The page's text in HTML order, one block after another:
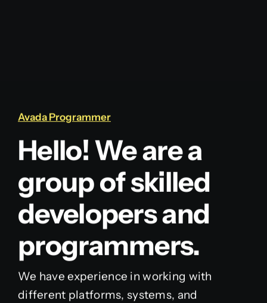
Avada Programmer
Hello! We are a
group of skilled
developers and
programmers.
We have experience in working with
different platforms, systems, and